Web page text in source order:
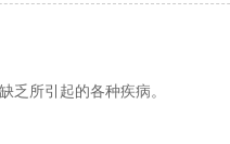
乏所引起的各种疾病。